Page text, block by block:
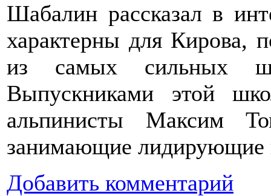
Шабалин рассказал в
характерны для Кирова,
из самых сильных
Выпускниками этой
альпинисты Максим
занимающие лидирующие
Добавить комментарий